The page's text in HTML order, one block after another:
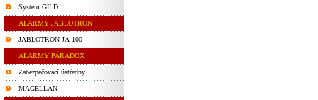
Systém GILD
ALARMY JABLOTRON
JABLOTRON JA-100
ALARMY PARADOX
Zabezpečovací ústředny
MAGELLAN